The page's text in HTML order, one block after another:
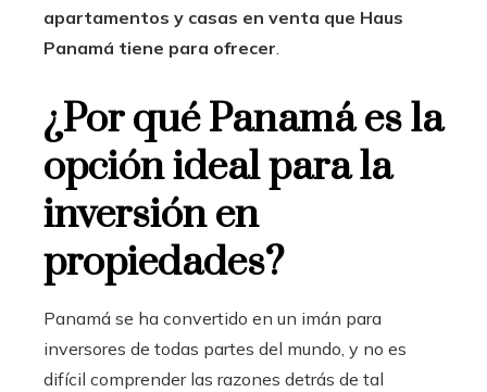
apartamentos y casas en venta que Haus
Panamá tiene para ofrecer.
¿Por qué Panamá es la
opción ideal para la
inversión en
propiedades?
Panamá se ha convertido en un imán para
inversores de todas partes del mundo, y no es
difícil comprender las razones detrás de tal